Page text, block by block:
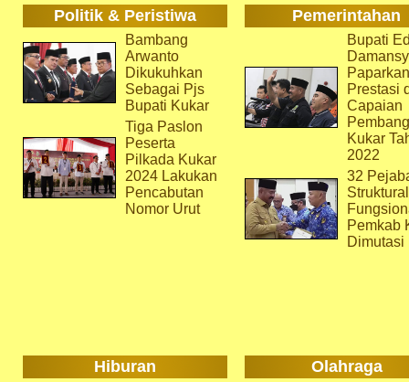
Politik & Peristiwa Pemerintahan
Bambang
Arwanto
Dikukuhkan
Sebagai Pjs
Bupati Kukar
Tiga Paslon
Peserta
Pilkada Kukar
2024 Lakukan
Pencabutan
Nomor Urut
Bupati
Paparkan
Prestasi
Capaian
Kukar
2022
32
Pemkab
Dimutasi
Hiburan Olahraga